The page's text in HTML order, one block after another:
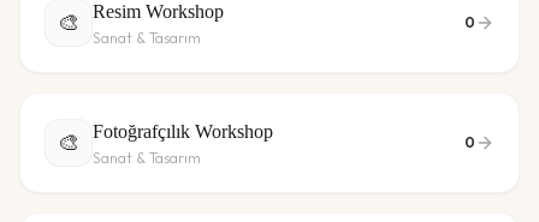
🎨 Resim Workshop
Sanat & Tasarım
0
🎨 Fotoğrafçılık Workshop
Sanat & Tasarım
0